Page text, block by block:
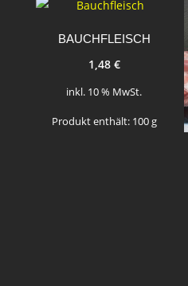
BAUCHFLEISCH
1,48 €
inkl. 10 % MwSt.
Produkt enthält: 100g